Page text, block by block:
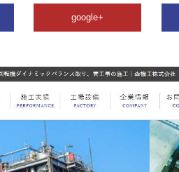
google+